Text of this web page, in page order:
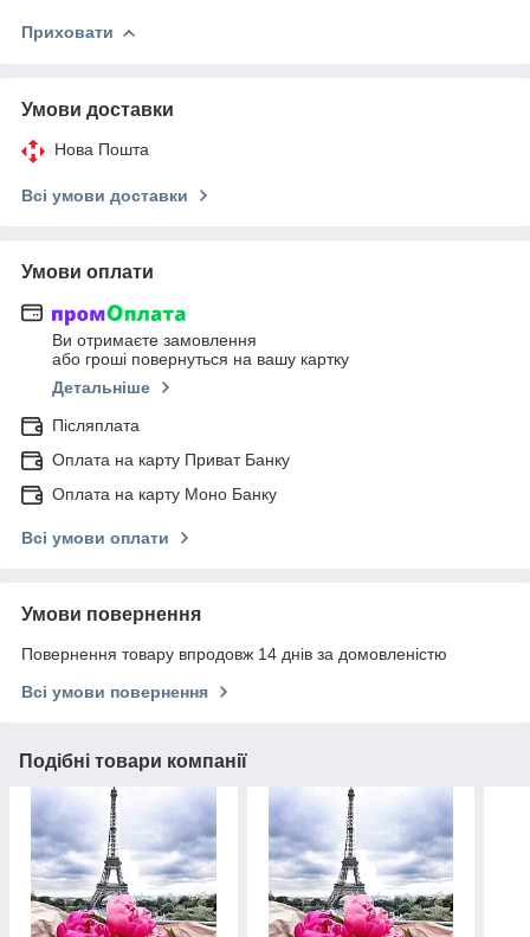
Приховати
Умови доставки
Нова Пошта
Всі умови доставки
Умови оплати
Ви отримаєте замовлення
або гроші повернуться на вашу картку
Детальніше
Післяплата
Оплата на карту Приват Банку
Оплата на карту Моно Банку
Всі умови оплати
Умови повернення
Повернення товару впродовж 14 днів за домовленістю
Всі умови повернення
Подібні товари компанії